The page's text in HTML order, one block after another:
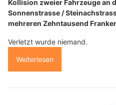
Kollision zweier Fahrzeuge an
Sonnenstrasse /
mehreren Zehntausend
Verletzt wurde niemand.
Weiterlesen